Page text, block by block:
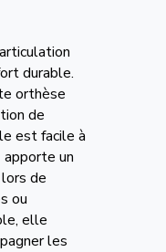
durable.
orthèse
de
est facile à
un
de
ou
elle
les